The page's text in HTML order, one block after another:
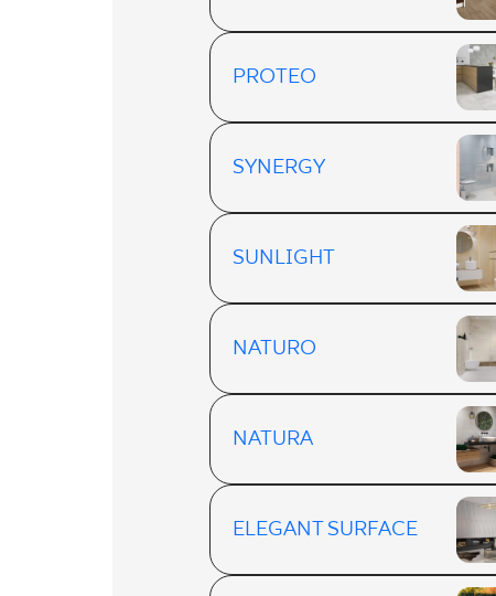
PROTEO
SYNERGY
SUNLIGHT
NATURO
NATURA
ELEGANT SURFACE